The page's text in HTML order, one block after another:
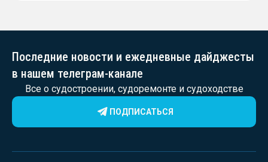
Последние новости и ежедневные дайджесты
в нашем телеграм-канале
Все о судостроении, судоремонте и судоходстве
ПОДПИСАТЬСЯ